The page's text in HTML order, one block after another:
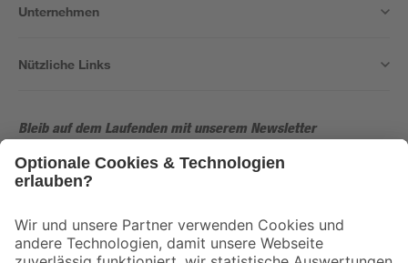
Unternehmen
Nützliche Links
Bleib auf dem Laufenden mit unserem Newsletter
Der toom Newsletter: Keine Angebote und Aktionen mehr verpassen!
Folge uns